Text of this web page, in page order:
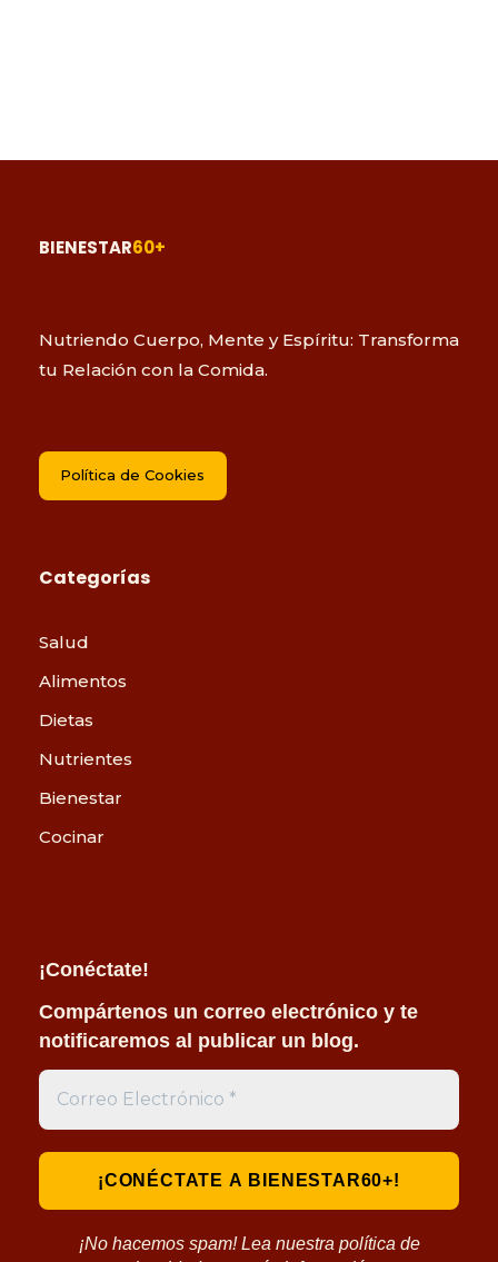
BIENESTAR60+
Nutriendo Cuerpo, Mente y Espíritu: Transforma
tu Relación con la Comida.
Política de Cookies
Categorías
Salud
Alimentos
Dietas
Nutrientes
Bienestar
Cocinar
¡Conéctate!
Compártenos un correo electrónico y te
notificaremos al publicar un blog.
¡No hacemos spam! Lea nuestra política de